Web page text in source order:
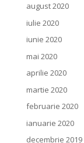
august 2020
iulie 2020
iunie 2020
mai 2020
aprilie 2020
martie 2020
februarie 2020
ianuarie 2020
decembrie 2019